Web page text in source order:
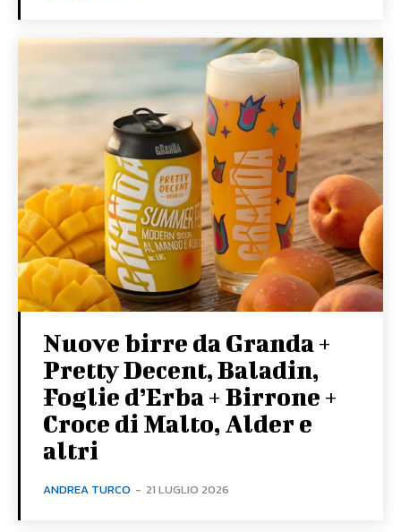
Nuove birre da Granda +
Pretty Decent, Baladin,
Foglie d’Erba + Birrone +
Croce di Malto, Alder e
altri
ANDREA TURCO - 21 LUGLIO 2026